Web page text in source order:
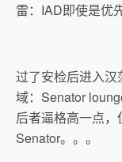
雷：IAD即使是
过了安检后进入
域：Senator
后者逼格高一点
Senator。。。